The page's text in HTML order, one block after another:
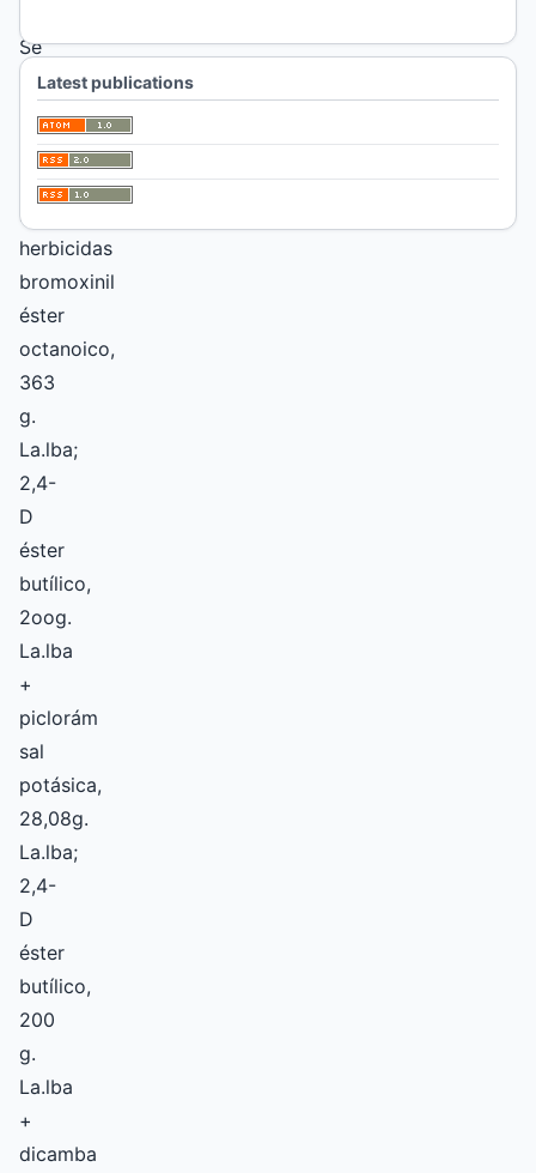
Se
analizó
comportamiento
de
los
herbicidas
bromoxinil
éster
octanoico,
363
g.
La.lba;
2,4-
D
éster
butílico,
2oog.
La.lba
+
piclorám
sal
potásica,
28,08g.
La.lba;
2,4-
D
éster
butílico,
200
g.
La.lba
+
dicamba
Latest publications